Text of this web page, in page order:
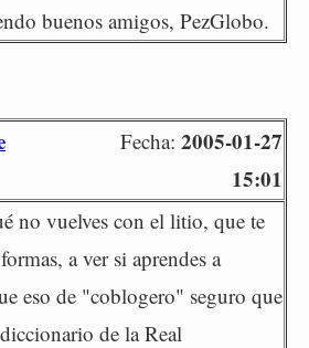
buenos amigos, PezGlobo.
Fecha: 2005-01-27
15:01
no vuelves con el litio, que te
a ver si aprendes a
eso de "coblogero" seguro que
de la Real